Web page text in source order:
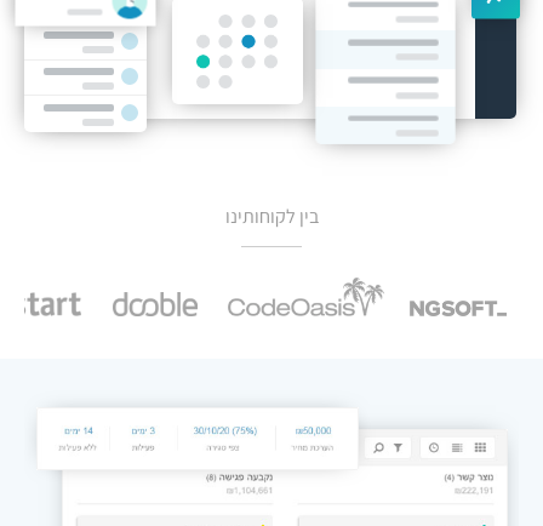
בין לקוחותינו